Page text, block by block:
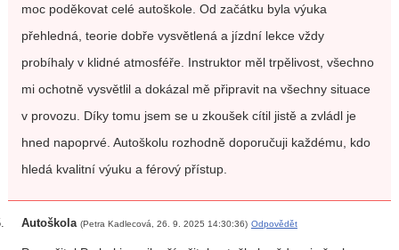
moc poděkovat celé autoškole. Od začátku byla výuka
přehledná, teorie dobře vysvětlená a jízdní lekce vždy
probíhaly v klidné atmosféře. Instruktor měl trpělivost, všechno
mi ochotně vysvětlil a dokázal mě připravit na všechny situace
v provozu. Díky tomu jsem se u zkoušek cítil jistě a zvládl je
hned napoprvé. Autoškolu rozhodně doporučuji každému, kdo
hledá kvalitní výuku a férový přístup.
Autoškola (Petra Kadlecová, 26. 9. 2025 14:30:36) Odpovědět